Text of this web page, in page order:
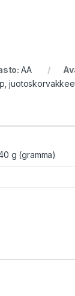
AA
,
g (gramma)